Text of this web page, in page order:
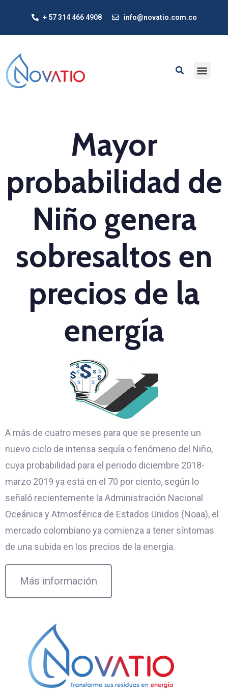
+ 57 314 466 4908 info@novatio.com.co
Mayor
probabilidad de
Niño genera
sobresaltos en
precios de la
energía
A más de cuatro meses para que se presente un
nuevo ciclo de intensa sequía o fenómeno del Niño,
cuya probabilidad para el periodo diciembre 2018-
marzo 2019 ya está en el 70 por ciento, según lo
señaló recientemente la Administración Nacional
Oceánica y Atmosférica de Estados Unidos (Noaa), el
mercado colombiano ya comienza a tener síntomas
de una subida en los precios de la energía.
Más información